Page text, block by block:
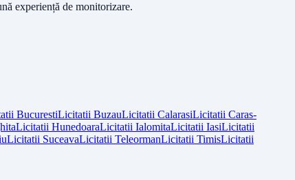
experiență de monitorizare.
BucurestiLicitatii BuzauLicitatii CalarasiLicitatii Caras-
Licitatii HunedoaraLicitatii IalomitaLicitatii IasiLicitatii
Licitatii SuceavaLicitatii TeleormanLicitatii TimisLicitatii